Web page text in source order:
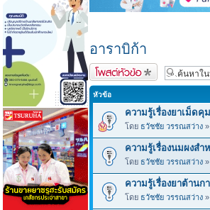
อาราบิก้า
ตั้งกระทู้ใหม่
หัวข้อ
ความรู้เรื่องยาเม็ดคุ
โดย ธวัชชัย วรรณสว่าง
ความรู้เรื่องนมผงสำ
โดย ธวัชชัย วรรณสว่าง
ความรู้เรื่องยาต้านก
โดย ธวัชชัย วรรณสว่าง